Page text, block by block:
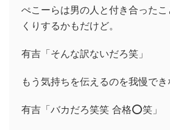
ぺこーらは男の人と付き合った
くりするかもだけど。
有吉「そんな訳ないだろ笑」
もう気持ちを伝えるのを我慢でき
有吉「バカだろ笑笑 合格⭕️笑」